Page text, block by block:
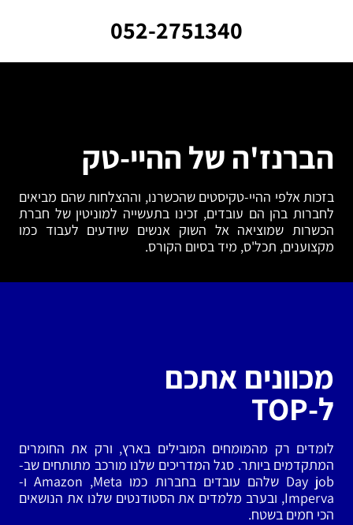
052-2751340⁩
הברנז'ה של ההיי-טק
בזכות אלפי ההיי-טקיסטים שהכשרנו, וההצלחות שהם מביאים
לחברות בהן הם עובדים, זכינו בתעשייה למוניטין של חברת
הכשרות שמוציאה אל השוק אנשים שיודעים לעבוד כמו
מקצוענים, תכל'ס, מיד בסיום הקורס.
מכוונים אתכם
ל-TOP
לומדים רק מהמומחים המובילים בארץ, ורק את החומרים
המתקדמים ביותר. סגל המדריכים שלנו מורכב מתותחים שב-
Day job שלהם עובדים בחברות כמו Amazon ,Meta ו-
Imperva, ובערב מלמדים את הסטודנטים שלנו את הנושאים
הכי חמים בשטח.